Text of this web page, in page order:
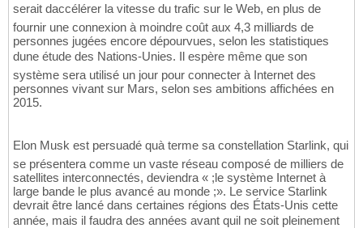
serait daccélérer la vitesse du trafic sur le Web, en plus de
fournir une connexion à moindre coût aux 4,3 milliards de
personnes jugées encore dépourvues, selon les statistiques
dune étude des Nations-Unies. Il espère même que son
système sera utilisé un jour pour connecter à Internet des
personnes vivant sur Mars, selon ses ambitions affichées en
2015.
Elon Musk est persuadé quà terme sa constellation Starlink, qui
se présentera comme un vaste réseau composé de milliers de
satellites interconnectés, deviendra « ;le système Internet à
large bande le plus avancé au monde ;». Le service Starlink
devrait être lancé dans certaines régions des États-Unis cette
année, mais il faudra des années avant quil ne soit pleinement